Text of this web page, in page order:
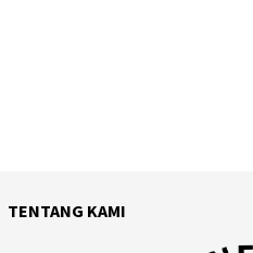
TENTANG KAMI